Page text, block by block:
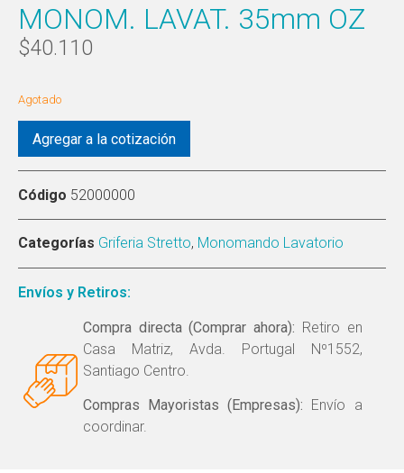
MONOM. LAVAT. 35mm OZ
$40.110
Agotado
Agregar a la cotización
Código 52000000
Categorías Griferia Stretto, Monomando Lavatorio
Envíos y Retiros:
Compra directa (Comprar ahora): Retiro en
Casa Matriz, Avda. Portugal Nº1552,
Santiago Centro.
Compras Mayoristas (Empresas): Envío a
coordinar.